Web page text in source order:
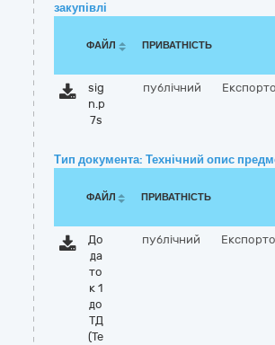
закупівлі
ФАЙЛ ПРИВАТНІСТЬ
sig
n.p
7s
публічний
Тип документа: Технічний опис
ФАЙЛ ПРИВАТНІСТЬ
До
да
то
к 1
до
ТД
(Те
публічний